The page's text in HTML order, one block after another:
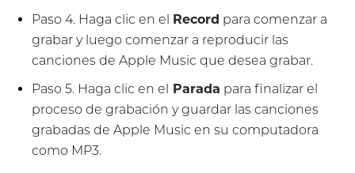
Paso 4. Haga clic en el Record para comenzar a
grabar y luego comenzar a reproducir las
canciones de Apple Music que desea grabar.
Paso 5. Haga clic en el Parada para finalizar el
proceso de grabación y guardar las canciones
grabadas de Apple Music en su computadora
como MP3.